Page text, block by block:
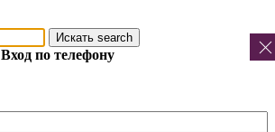
Искать search
Вход по телефону